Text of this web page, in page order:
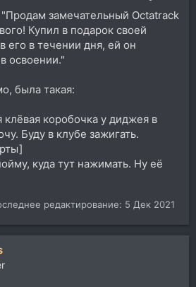
замечательный Octatrack
Купил в подарок своей
его в течении дня, ей он
освоении."
была такая:
клёвая коробочка у диджея в
Буду в клубе зажигать.
куда тут нажимать. Ну её
редактирование: 5 Дек 2021